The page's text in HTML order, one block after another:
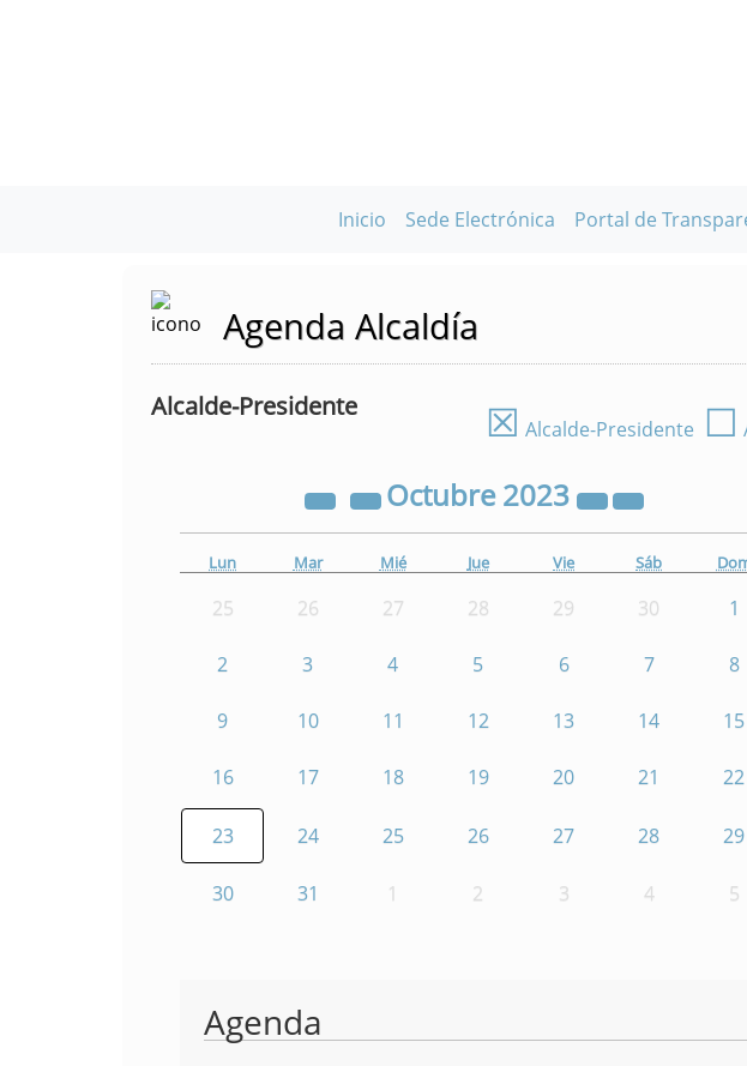
Inicio Sede Electrónica Portal de
Agenda Alcaldía
Alcalde-Presidente ☒ Alcalde-Presidente ☐
Octubre2023
Lun Mar Mié Jue Vie Sáb
25 26 27 28 29 30 1
2 3 4 5 6 7 8
9 10 11 12 13 14 15
16 17 18 19 20 21 22
23 24 25 26 27 28 29
30 31 1 2 3 4 5
Agenda